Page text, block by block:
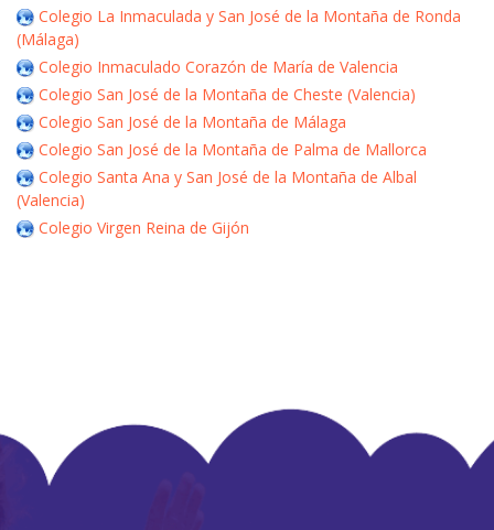
Colegio La Inmaculada y San José de la Montaña de Ronda
(Málaga)
Colegio Inmaculado Corazón de María de Valencia
Colegio San José de la Montaña de Cheste (Valencia)
Colegio San José de la Montaña de Málaga
Colegio San José de la Montaña de Palma de Mallorca
Colegio Santa Ana y San José de la Montaña de Albal
(Valencia)
Colegio Virgen Reina de Gijón